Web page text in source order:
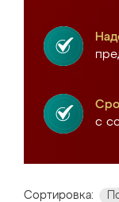
с
Сортировка: